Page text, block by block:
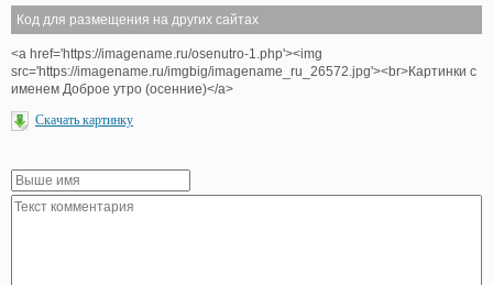
Код для размещения на других сайтах
<a href='https://imagename.ru/osenutro-1.php'><img
src='https://imagename.ru/imgbig/imagename_ru_26572.jpg'><br>Картинки с
именем Доброе утро (осенние)</a>
Скачать картинку